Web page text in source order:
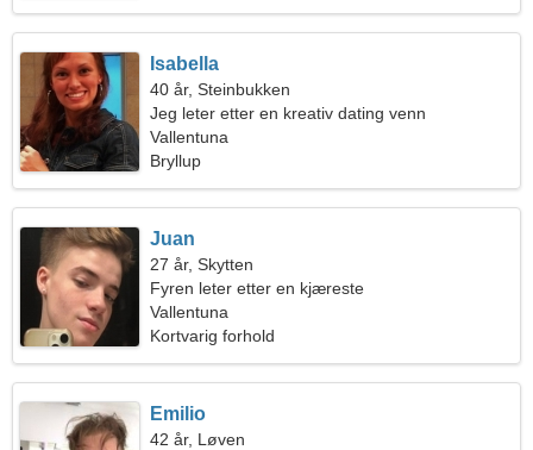
Isabella
40 år, Steinbukken
Jeg leter etter en kreativ dating venn
Vallentuna
Bryllup
Juan
27 år, Skytten
Fyren leter etter en kjæreste
Vallentuna
Kortvarig forhold
Emilio
42 år, Løven